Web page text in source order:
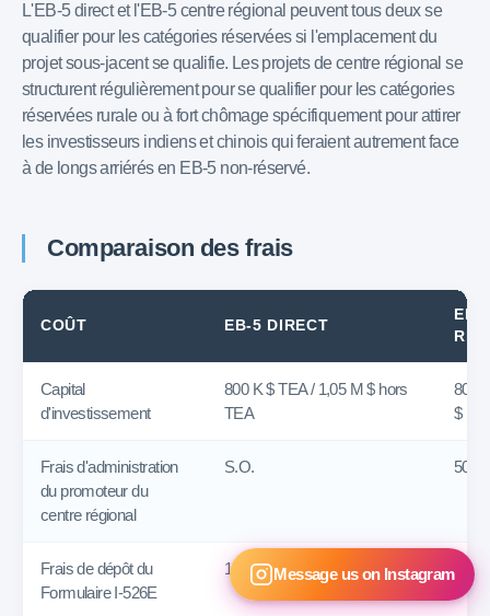
L'EB-5 direct et l'EB-5 centre régional peuvent tous deux se
qualifier pour les catégories réservées si l'emplacement du
projet sous-jacent se qualifie. Les projets de centre régional se
structurent régulièrement pour se qualifier pour les catégories
réservées rurale ou à fort chômage spécifiquement pour attirer
les investisseurs indiens et chinois qui feraient autrement face
à de longs arriérés en EB-5 non-réservé.
Comparaison des frais
COÛT EB-5 DIRECT
EB-
Capital
d'investissement
800 K $ TEA / 1,05 M $ hors
TEA
800
$
Frais d'administration
du promoteur du
centre régional
S.O. 50
Frais de dépôt du
Formulaire I-526E
11 160 $ 11
Message us on Instagram